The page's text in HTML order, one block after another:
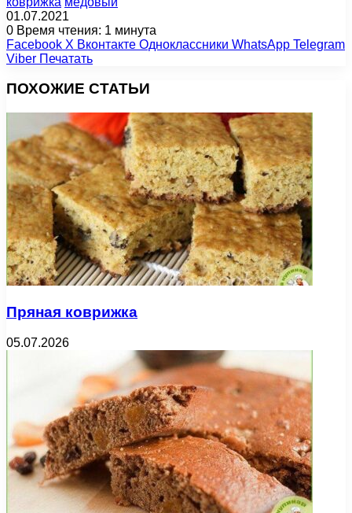
01.07.2021
0 Время чтения: 1 минута
Facebook X Вконтакте Одноклассники WhatsApp Telegram
Viber Печатать
ПОХОЖИЕ СТАТЬИ
Пряная коврижка
05.07.2026